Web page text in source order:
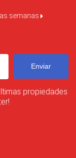
semanas
Enviar
propiedades